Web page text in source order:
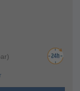
passend auf
Maschinen mit
verhindern